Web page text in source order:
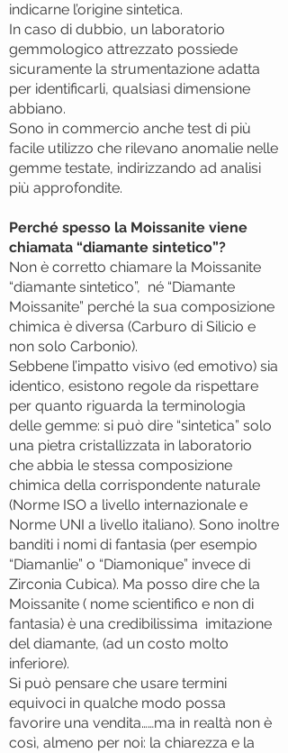
indicarne l’origine sintetica.
In caso di dubbio, un laboratorio
gemmologico attrezzato possiede
sicuramente la strumentazione adatta
per identificarli, qualsiasi dimensione
abbiano.
Sono in commercio anche test di più
facile utilizzo che rilevano anomalie nelle
gemme testate, indirizzando ad analisi
più approfondite.
Perché spesso la Moissanite viene
chiamata “diamante sintetico”?
Non è corretto chiamare la Moissanite
“diamante sintetico”, né “Diamante
Moissanite” perché la sua composizione
chimica è diversa (Carburo di Silicio e
non solo Carbonio).
Sebbene l’impatto visivo (ed emotivo) sia
identico, esistono regole da rispettare
per quanto riguarda la terminologia
delle gemme: si può dire “sintetica” solo
una pietra cristallizzata in laboratorio
che abbia le stessa composizione
chimica della corrispondente naturale
(Norme ISO a livello internazionale e
Norme UNI a livello italiano). Sono inoltre
banditi i nomi di fantasia (per esempio
“Diamanlie” o “Diamonique” invece di
Zirconia Cubica). Ma posso dire che la
Moissanite ( nome scientifico e non di
fantasia) è una credibilissima imitazione
del diamante, (ad un costo molto
inferiore).
Si può pensare che usare termini
equivoci in qualche modo possa
favorire una vendita……ma in realtà non è
così, almeno per noi: la chiarezza e la